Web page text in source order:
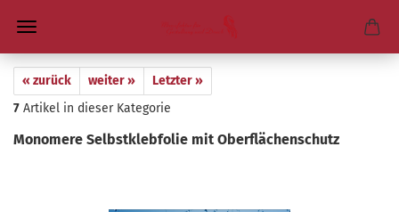
« zurück weiter »
Letzter »
7 Artikel in dieser Kategorie
Mo­no­me­re Selbst­kleb­fo­lie mit Ober­flä­chen­schutz